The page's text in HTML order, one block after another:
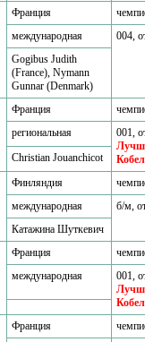
Франция
международная
004,
Gogibus Judith
(France), Nymann
Gunnar (Denmark)
Франция
региональная
001,
Christian Jouanchicot
Финляндия
международная
б/м,
Катажина Шуткевич
Франция
международная
001,
Франция